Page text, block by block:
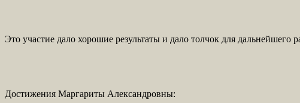
Это участие дало хорошие результаты и дало толчок для
Достижения Маргариты Александровны: